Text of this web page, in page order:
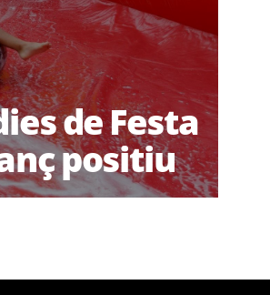
de Festa
positiu